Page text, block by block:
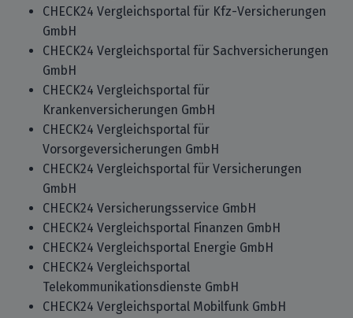
CHECK24 Vergleichsportal für Kfz-Versicherungen
GmbH
CHECK24 Vergleichsportal für Sachversicherungen
GmbH
CHECK24 Vergleichsportal für
Krankenversicherungen GmbH
CHECK24 Vergleichsportal für
Vorsorgeversicherungen GmbH
CHECK24 Vergleichsportal für Versicherungen
GmbH
CHECK24 Versicherungsservice GmbH
CHECK24 Vergleichsportal Finanzen GmbH
CHECK24 Vergleichsportal Energie GmbH
CHECK24 Vergleichsportal
Telekommunikationsdienste GmbH
CHECK24 Vergleichsportal Mobilfunk GmbH